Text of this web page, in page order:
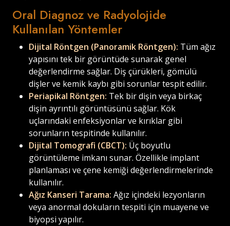
Oral Diagnoz ve Radyolojide
Kullanılan Yöntemler
Dijital Röntgen (Panoramik Röntgen): Tüm ağız
yapısını tek bir görüntüde sunarak genel
değerlendirme sağlar. Diş çürükleri, gömülü
dişler ve kemik kaybı gibi sorunlar tespit edilir.
Periapikal Röntgen: Tek bir dişin veya birkaç
dişin ayrıntılı görüntüsünü sağlar. Kök
uçlarındaki enfeksiyonlar ve kırıklar gibi
sorunların tespitinde kullanılır.
Dijital Tomografi (CBCT): Üç boyutlu
görüntüleme imkanı sunar. Özellikle implant
planlaması ve çene kemiği değerlendirmelerinde
kullanılır.
Ağız Kanseri Tarama: Ağız içindeki lezyonların
veya anormal dokuların tespiti için muayene ve
biyopsi yapılır.